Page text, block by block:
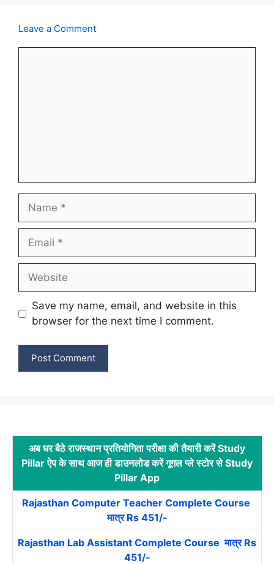
Leave a Comment
Name
Email
Website
Save my name, email, and website in this
browser for the next time I comment.
अब घर बैठे राजस्थान प्रतियोगिता परीक्षा की तैयारी करें Study
Pillar ऐप के साथ आज ही डाउनलोड करें गूगल प्ले स्टोर से Study
Pillar App
Rajasthan Computer Teacher Complete Course
मात्र Rs 451/-
Rajasthan Lab Assistant Complete Course मात्र Rs
451/-